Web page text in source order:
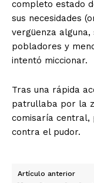
completo estado
sus necesidades
vergüenza
pobladores y
intentó miccionar.
Tras una rápida
patrullaba por la
comisaría central,
contra el pudor.
Artículo anterior